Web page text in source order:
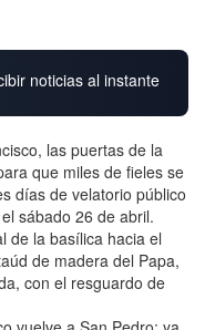
noticias al instante
las puertas de la
que miles de fieles se
días de velatorio público
sábado 26 de abril.
de la basílica hacia el
de madera del Papa,
con el resguardo de